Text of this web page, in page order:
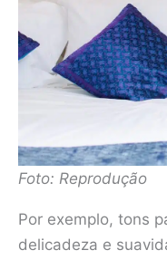
Foto: Reprodução
Por exemplo, tons
delicadeza e